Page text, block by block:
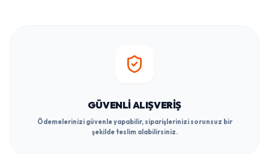
GÜVENLI ALIŞVERIŞ
Ödemelerinizi güvenle yapabilir, siparişlerinizi sorunsuz bir
şekilde teslim alabilirsiniz.